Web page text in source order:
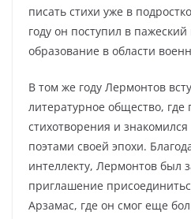
писать стихи уже в
году он поступил в
образование в области
В том же году Лермонтов
литературное общество, где
стихотворения и
поэтами своей эпохи.
интеллекту, Лермонтов был
приглашение
Арзамас, где он смог еще